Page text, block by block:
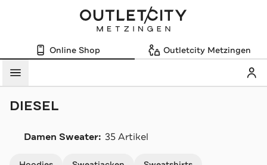
Online Shop Outletcity Metzingen
Menü
DIESEL
Damen Sweater: 35 Artikel